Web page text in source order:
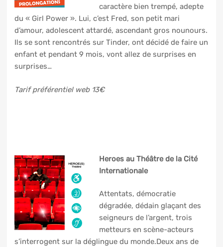
caractère bien trempé, adepte
du « Girl Power ». Lui, c’est Fred, son petit mari
d’amour, adolescent attardé, ascendant gros nounours.
Ils se sont rencontrés sur Tinder, ont décidé de faire un
enfant et pendant 9 mois, vont allez de surprises en
surprises…
Tarif préférentiel web 13€
Heroes au Théâtre de la Cité
Internationale
Attentats, démocratie
dégradée, dédain glaçant des
seigneurs de l’argent, trois
metteurs en scène-acteurs
s’interrogent sur la déglingue du monde.Deux ans de